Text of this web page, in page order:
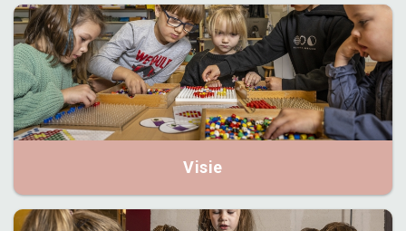
Visie